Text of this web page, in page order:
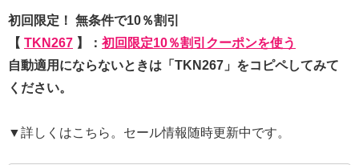
初回限定！ 無条件で10％割引
【 TKN267 】： 初回限定10％割引クーポンを使う
自動適用にならないときは「TKN267」をコピペしてみて
ください。
▼詳しくはこちら。セール情報随時更新中です。